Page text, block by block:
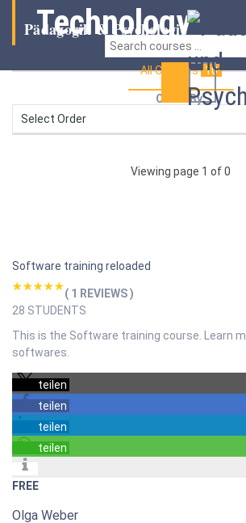
Technology
All Courses 10
Order By:
Viewing page 1 of 0
Software training reloaded
( 1 REVIEWS )
28 STUDENTS
This is the Software training course. Learn
softwares.
teilen
teilen
teilen
teilen
FREE
Olga Weber